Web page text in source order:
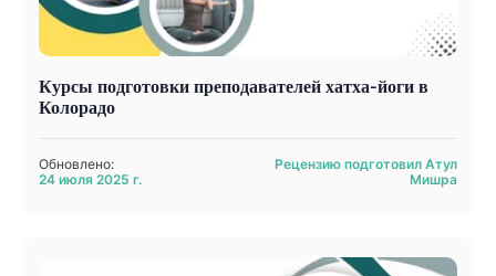
Курсы подготовки преподавателей хатха-йоги в
Колорадо
Обновлено:
24 июля 2025 г.
Рецензию подготовил Атул
Мишра